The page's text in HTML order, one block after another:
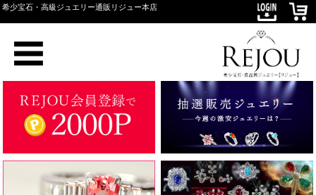
希少宝石・高級ジュエリー通販リジュー本店